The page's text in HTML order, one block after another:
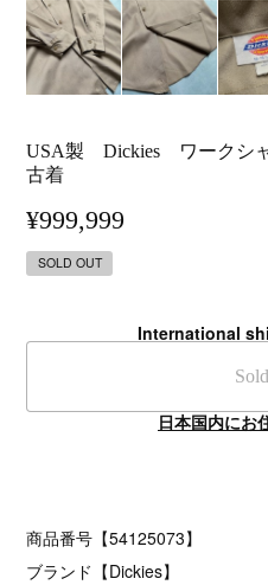
USA製 Dickies ワークシ
古着
¥999,999
SOLD OUT
International
日本国内にお
商品番号【54125073】
ブランド【Dickies】